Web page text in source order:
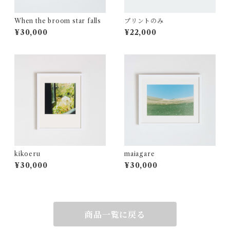
When the broom star falls
¥30,000
プリントのみ
¥22,000
kikoeru
¥30,000
maiagare
¥30,000
商品一覧に戻る